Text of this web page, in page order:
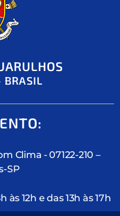
BRASIL
Clima - 07122-210 –
SP
12h e das 13h às 17h